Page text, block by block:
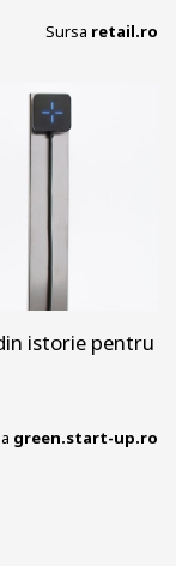
Sursa retail.ro
istorie pentru
green.start-up.ro